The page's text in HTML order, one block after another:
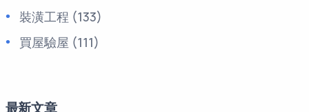
裝潢工程 (133)
買屋驗屋 (111)
最新文章